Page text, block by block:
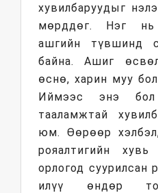
хувилбаруудыг
мөрддөг. Нэг нь
ашгийн түвшинд
байна. Ашиг
өснө, харин муу
Иймээс энэ бол
тааламжтай
юм. Өөрөөр
рояалтигийн
орлогод суурилсан
илүү өндөр